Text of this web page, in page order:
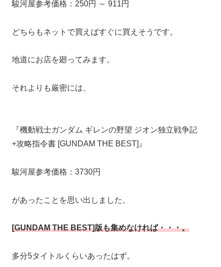
駿河屋参考価格：250円 ～ 911円
どちらもネットで買えばすぐに買えそうです。
地道にお店を廻ってみます。
それよりも厳密には、
『機動戦士ガンダム ギレンの野望 ジオン独立戦争記
+攻略指令書 [GUNDAM THE BEST]』
駿河屋参考価格：3730円
があったことを思い出しました。
[GUNDAM THE BEST]版も集めなければ・・・。
多分5タイトルくらいあったはず。